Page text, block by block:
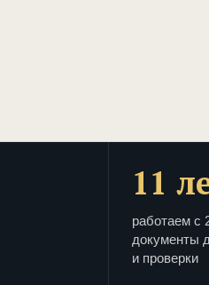
11
работаем с
документы
и проверки